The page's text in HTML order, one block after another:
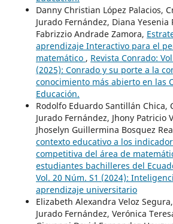
Danny Christian López Palacios,
Jurado Fernández, Diana
Fabrizzio Andrade Zamora,
aprendizaje Interactivo para el
matemático , Revista Conrado:
(2025): Conrado y su porte a la
conocimiento más abierto en las
Educación.
Rodolfo Eduardo Santillán Chica,
Jurado Fernández, Jhony Patricio
Jhoselyn Guillermina Bosquez
contexto educativo a los
competitiva del área de
estudiantes bachilleres del
Vol. 20 Núm. S1 (2024):
aprendizaje universitario
Elizabeth Alexandra Veloz
Jurado Fernández, Verónica